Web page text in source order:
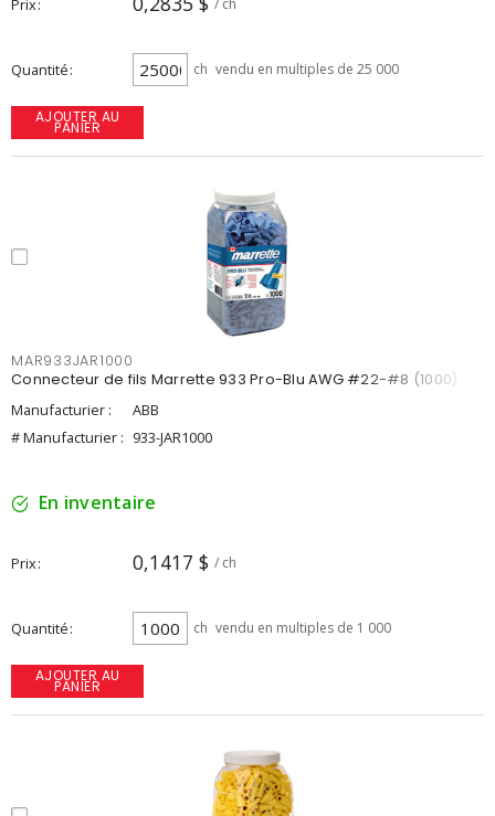
Quantité ch vendu en multiples de 25 000
AJOUTER AU
PANIER
MAR933JAR1000
Connecteur de fils Marrette 933 Pro-Blu AWG #22-#8 (1000)
Manufacturier :
ABB
# Manufacturier : 933-JAR1000
En inventaire
Prix 0,1417 $ / ch
Quantité ch vendu en multiples de 1 000
AJOUTER AU
PANIER